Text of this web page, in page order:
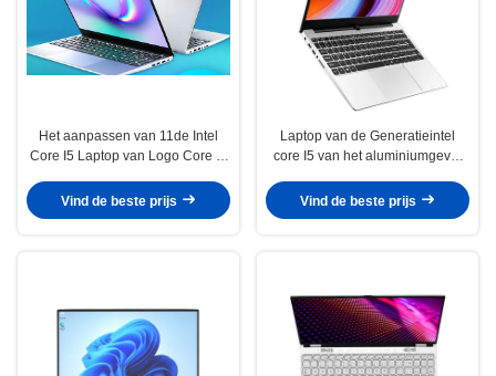
Het aanpassen van 11de Intel
Core I5 Laptop van Logo Core I3
Offerte
Vind de beste prijs
Laptop van de Generatieintel
core I5 van het aluminiumgeval
512GB SSD voor Studenten
Vind de beste prijs